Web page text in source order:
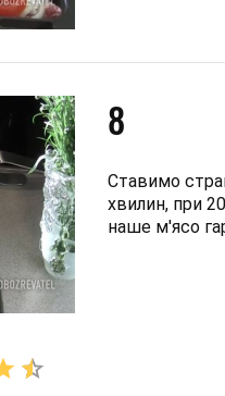
8
Ставимо
хвилин, при
наше м'ясо